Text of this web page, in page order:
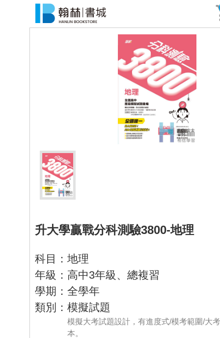
升大學贏戰分科測驗3800-地理
科目：地理
年級：高中3年級、總複習
學期：全學年
類別：模擬試題
模擬大考試題設計，有進度式/模考範圍/大
本。